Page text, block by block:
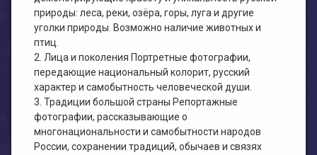
природы: леса, реки, озёра, горы, луга и другие
уголки природы. Возможно наличие животных и
птиц.
2. Лица и поколения Портретные фотографии,
передающие национальный колорит, русский
характер и самобытность человеческой души.
3. Традиции большой страны Репортажные
фотографии, рассказывающие о
многонациональности и самобытности народов
России, сохранении традиций, обычаев и связях